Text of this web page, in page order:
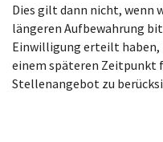
Dies gilt dann nicht, wenn
längeren Aufbewahrung
Einwilligung erteilt haben,
einem späteren Zeitpunkt
Stellenangebot zu